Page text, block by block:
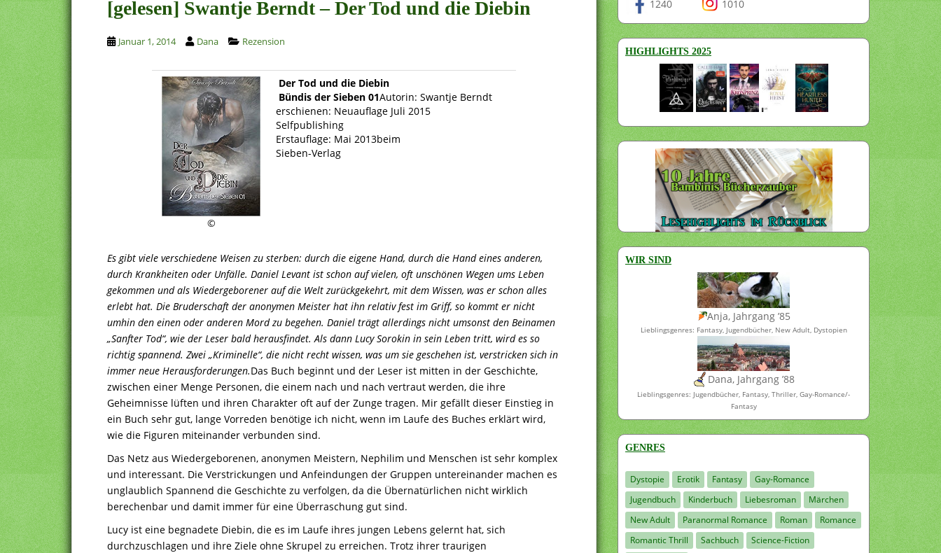
[gelesen] Swantje Berndt – Der Tod und die Diebin
Januar 1, 2014 Dana Rezension
©
Der Tod und die Diebin
Bündis der Sieben 01Autorin: Swantje Berndt
erschienen: Neuauflage Juli 2015
Selfpublishing
Erstauflage: Mai 2013beim
Sieben-Verlag
Es gibt viele verschiedene Weisen zu sterben: durch die eigene Hand, durch die Hand eines anderen,
durch Krankheiten oder Unfälle. Daniel Levant ist schon auf vielen, oft unschönen Wegen ums Leben
gekommen und als Wiedergeborener auf die Welt zurückgekehrt, mit dem Wissen, was er schon alles
erlebt hat. Die Bruderschaft der anonymen Meister hat ihn relativ fest im Griff, so kommt er nicht
umhin den einen oder anderen Mord zu begehen. Daniel trägt allerdings nicht umsonst den Beinamen
„Sanfter Tod“, wie der Leser bald herausfindet. Als dann Lucy Sorokin in sein Leben tritt, wird es so
richtig spannend. Zwei „Kriminelle“, die nicht recht wissen, was um sie geschehen ist, verstricken sich in
immer neue Herausforderungen.Das Buch beginnt und der Leser ist mitten in der Geschichte,
zwischen einer Menge Personen, die einem nach und nach vertraut werden, die ihre
Geheimnisse lüften und ihren Charakter oft auf der Zunge tragen. Mir gefällt dieser Einstieg in
ein Buch sehr gut, lange Vorreden benötige ich nicht, wenn im Laufe des Buches erklärt wird,
wie die Figuren miteinander verbunden sind.
Das Netz aus Wiedergeborenen, anonymen Meistern, Nephilim und Menschen ist sehr komplex
und interessant. Die Verstrickungen und Anfeindungen der Gruppen untereinander machen es
unglaublich Spannend die Geschichte zu verfolgen, da die Übernatürlichen nicht wirklich
berechenbar und damit immer für eine Überraschung gut sind.
Lucy ist eine begnadete Diebin, die es im Laufe ihres jungen Lebens gelernt hat, sich
durchzuschlagen und ihre Ziele ohne Skrupel zu erreichen. Trotz ihrer traurigen
1240 1010
HIGHLIGHTS 2025
WIR SIND
Anja, Jahrgang ’85
Lieblingsgenres: Fantasy, Jugendbücher, New Adult, Dystopien
Dana, Jahrgang ’88
Lieblingsgenres: Jugendbücher, Fantasy, Thriller, Gay-Romance/-
Fantasy
GENRES
Dystopie Erotik Fantasy
Gay-Romance
Jugendbuch
Kinderbuch Liebesroman
Märchen
New Adult
Paranormal Romance Roman
Romance
Romantic Thrill
Sachbuch
Science-Fiction